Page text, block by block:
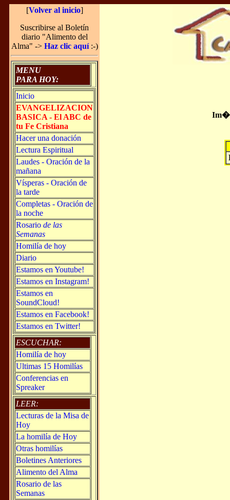
[Volver al inicio]
Suscribirse al Boletín
diario "Alimento del
Alma" -> Haz clic aquí:-)
MENU
PARA HOY:
Inicio
EVANGELIZACION
BASICA - El ABC de
tu Fe Cristiana
Hacer una donación
Lectura Espiritual
Laudes - Oración de la
mañana
Vísperas - Oración de
la tarde
Completas - Oración de
la noche
Rosario de las
Semanas
Homilía de hoy
Diario
Estamos en Youtube!
Estamos en Instagram!
Estamos en
SoundCloud!
Estamos en Facebook!
Estamos en Twitter!
ESCUCHAR:
Homilía de hoy
Ultimas 15 Homilías
Conferencias en
Spreaker
LEER:
Lecturas de la Misa de
Hoy
La homilía de Hoy
Otras homilías
Boletines Anteriores
Alimento del Alma
Rosario de las
Semanas